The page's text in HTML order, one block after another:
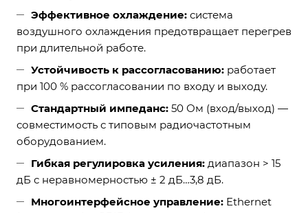
Эффективное охлаждение: система
воздушного охлаждения предотвращает перегрев
при длительной работе.
Устойчивость к рассогласованию: работает
при 100 % рассогласовании по входу и выходу.
Стандартный импеданс: 50 Ом (вход/выход) —
совместимость с типовым радиочастотным
оборудованием.
Гибкая регулировка усиления: диапазон > 15
дБ с неравномерностью ± 2 дБ…3,8 дБ.
Многоинтерфейсное управление: Ethernet